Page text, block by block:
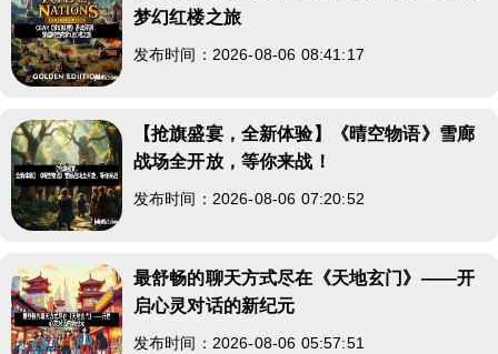
梦幻红楼之旅
发布时间：2026-08-06 08:41:17
【抢旗盛宴，全新体验】《晴空物语》雪廊
战场全开放，等你来战！
发布时间：2026-08-06 07:20:52
最舒畅的聊天方式尽在《天地玄门》——开
启心灵对话的新纪元
发布时间：2026-08-06 05:57:51